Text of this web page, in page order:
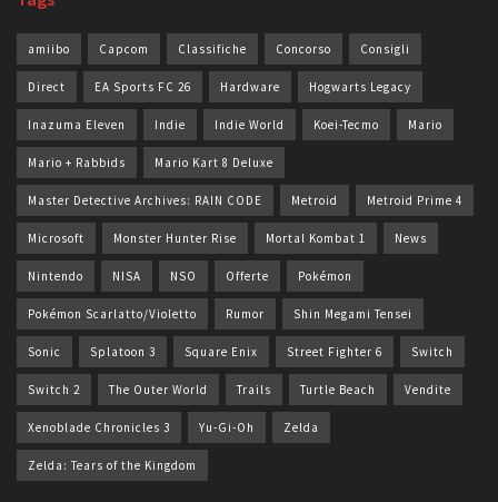
amiibo Capcom Classifiche Concorso Consigli
Direct EA Sports FC 26 Hardware Hogwarts Legacy
Inazuma Eleven Indie Indie World Koei-Tecmo Mario
Mario + Rabbids Mario Kart 8 Deluxe
Master Detective Archives: RAIN CODE Metroid Metroid Prime 4
Microsoft Monster Hunter Rise Mortal Kombat 1 News
Nintendo NISA NSO Offerte Pokémon
Pokémon Scarlatto/Violetto Rumor Shin Megami Tensei
Sonic Splatoon 3 Square Enix Street Fighter 6 Switch
Switch 2 The Outer World Trails Turtle Beach Vendite
Xenoblade Chronicles 3 Yu-Gi-Oh Zelda
Zelda: Tears of the Kingdom